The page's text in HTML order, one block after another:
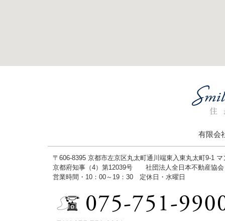
有限会
〒606-8395 京都市左京区丸太町通川端東入東丸太町9-1
京都府知事（4）第12039号 社団法人全日本不動産協会
営業時間・10：00～19：30 定休日・水曜日